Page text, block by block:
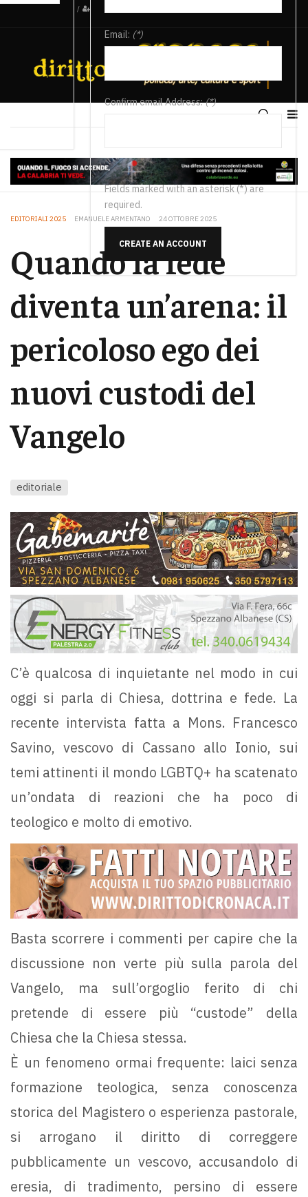
/
Email: (*)
Confirm email Address:(*)
Fields marked with an asterisk (*) are
required.
CREATE AN ACCOUNT
EDITORIALI 2025 EMANUELE ARMENTANO 24 OTTOBRE 2025
Quando la fede
diventa un’arena: il
pericoloso ego dei
nuovi custodi del
Vangelo
editoriale
C’è qualcosa di inquietante nel modo in cui
oggi si parla di Chiesa, dottrina e fede. La
recente intervista fatta a Mons. Francesco
Savino, vescovo di Cassano allo Ionio, sui
temi attinenti il mondo LGBTQ+ ha scatenato
un’ondata di reazioni che ha poco di
teologico e molto di emotivo.
Basta scorrere i commenti per capire che la
discussione non verte più sulla parola del
Vangelo, ma sull’orgoglio ferito di chi
pretende di essere più “custode” della
Chiesa che la Chiesa stessa.
È un fenomeno ormai frequente: laici senza
formazione teologica, senza conoscenza
storica del Magistero o esperienza pastorale,
si arrogano il diritto di correggere
pubblicamente un vescovo, accusandolo di
eresia, di tradimento, persino di essere